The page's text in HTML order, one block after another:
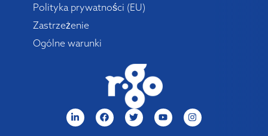
Polityka prywatności (EU)
Zastrzeżenie
Ogólne warunki